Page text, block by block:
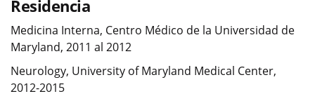
Residencia
Medicina Interna, Centro Médico de la Universidad de
Maryland, 2011 al 2012
Neurology, University of Maryland Medical Center,
2012-2015